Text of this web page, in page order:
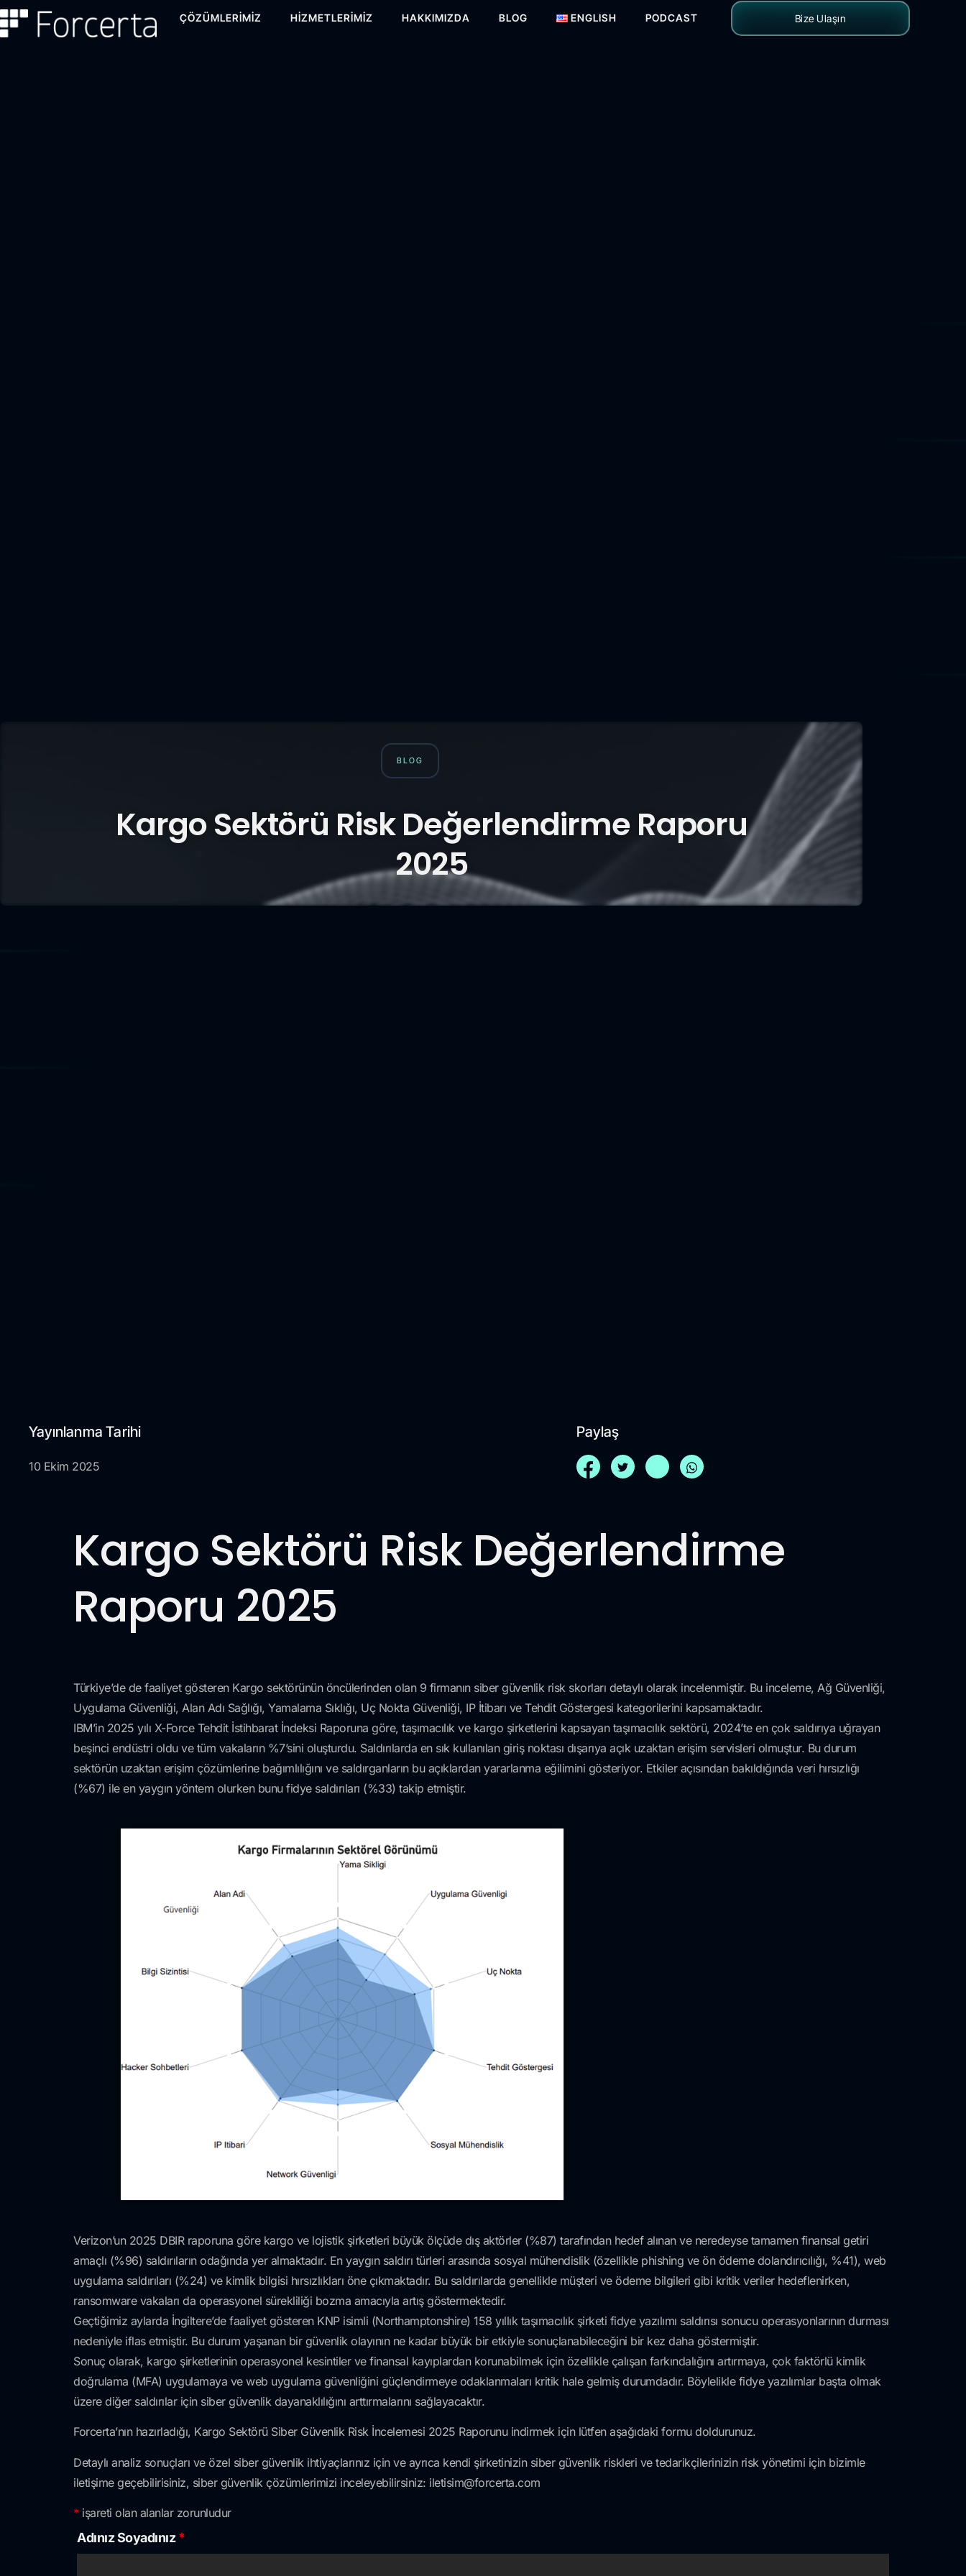
ÇÖZÜMLERIMIZ HIZMETLERIMIZ HAKKIMIZDA BLOG ENGLISH PODCAST Bize Ulaşın
BLOG
Kargo Sektörü Risk Değerlendirme Raporu
2025
Yayınlanma Tarihi
10 Ekim 2025
Paylaş
Kargo Sektörü Risk Değerlendirme
Raporu 2025
Türkiye’de de faaliyet gösteren Kargo sektörünün öncülerinden olan 9 firmanın siber güvenlik risk skorları detaylı olarak incelenmiştir. Bu inceleme, Ağ Güvenliği,
Uygulama Güvenliği, Alan Adı Sağlığı, Yamalama Sıklığı, Uç Nokta Güvenliği, IP İtibarı ve Tehdit Göstergesi kategorilerini kapsamaktadır.
IBM’in 2025 yılı X-Force Tehdit İstihbarat İndeksi Raporuna göre, taşımacılık ve kargo şirketlerini kapsayan taşımacılık sektörü, 2024’te en çok saldırıya uğrayan
beşinci endüstri oldu ve tüm vakaların %7’sini oluşturdu. Saldırılarda en sık kullanılan giriş noktası dışarıya açık uzaktan erişim servisleri olmuştur. Bu durum
sektörün uzaktan erişim çözümlerine bağımlılığını ve saldırganların bu açıklardan yararlanma eğilimini gösteriyor. Etkiler açısından bakıldığında veri hırsızlığı
(%67) ile en yaygın yöntem olurken bunu fidye saldırıları (%33) takip etmiştir.
Verizon’un 2025 DBIR raporuna göre kargo ve lojistik şirketleri büyük ölçüde dış aktörler (%87) tarafından hedef alınan ve neredeyse tamamen finansal getiri
amaçlı (%96) saldırıların odağında yer almaktadır. En yaygın saldırı türleri arasında sosyal mühendislik (özellikle phishing ve ön ödeme dolandırıcılığı, %41), web
uygulama saldırıları (%24) ve kimlik bilgisi hırsızlıkları öne çıkmaktadır. Bu saldırılarda genellikle müşteri ve ödeme bilgileri gibi kritik veriler hedeflenirken,
ransomware vakaları da operasyonel sürekliliği bozma amacıyla artış göstermektedir.
Geçtiğimiz aylarda İngiltere’de faaliyet gösteren KNP isimli (Northamptonshire) 158 yıllık taşımacılık şirketi fidye yazılımı saldırısı sonucu operasyonlarının durması
nedeniyle iflas etmiştir. Bu durum yaşanan bir güvenlik olayının ne kadar büyük bir etkiyle sonuçlanabileceğini bir kez daha göstermiştir.
Sonuç olarak, kargo şirketlerinin operasyonel kesintiler ve finansal kayıplardan korunabilmek için özellikle çalışan farkındalığını artırmaya, çok faktörlü kimlik
doğrulama (MFA) uygulamaya ve web uygulama güvenliğini güçlendirmeye odaklanmaları kritik hale gelmiş durumdadır. Böylelikle fidye yazılımlar başta olmak
üzere diğer saldırılar için siber güvenlik dayanaklılığını arttırmalarını sağlayacaktır.
Forcerta’nın hazırladığı, Kargo Sektörü Siber Güvenlik Risk İncelemesi 2025 Raporunu indirmek için lütfen aşağıdaki formu doldurunuz.
Detaylı analiz sonuçları ve özel siber güvenlik ihtiyaçlarınız için ve ayrıca kendi şirketinizin siber güvenlik riskleri ve tedarikçilerinizin risk yönetimi için bizimle
iletişime geçebilirisiniz, siber güvenlik çözümlerimizi inceleyebilirsiniz: iletisim@forcerta.com
* işareti olan alanlar zorunludur
Adınız Soyadınız*